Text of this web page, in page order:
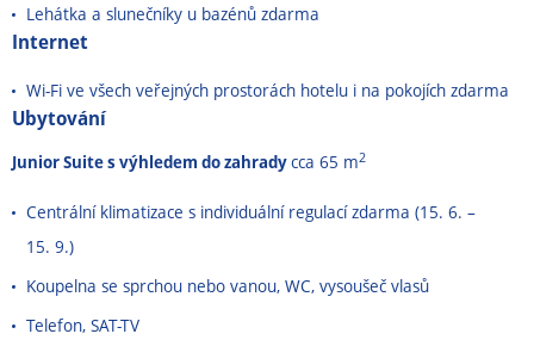
Lehátka a slunečníky u bazénů zdarma
Internet
Wi-Fi ve všech veřejných prostorách hotelu i na pokojích zdarma
Ubytování
Junior Suite s výhledem do zahradycca 65 m2
Centrální klimatizace s individuální regulací zdarma (15. 6. –
15. 9.)
Koupelna se sprchou nebo vanou, WC, vysoušeč vlasů
Telefon, SAT-TV